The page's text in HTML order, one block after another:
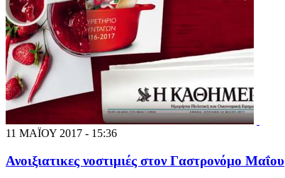
11 ΜΑΪΟΥ 2017 - 15:36
Ανοιξιατικες νοστιμιές στον Γαστρονόμο Μαΐου